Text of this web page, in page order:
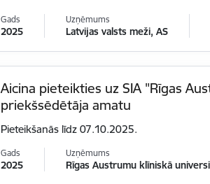
Gads
2025
Uzņēmums
Latvijas valsts meži, AS
Aicina pieteikties uz SIA "Rīgas
priekšsēdētāja amatu
Pieteikšanās līdz 07.10.2025.
Gads
2025
Uzņēmums
Rīgas Austrumu klīniskā